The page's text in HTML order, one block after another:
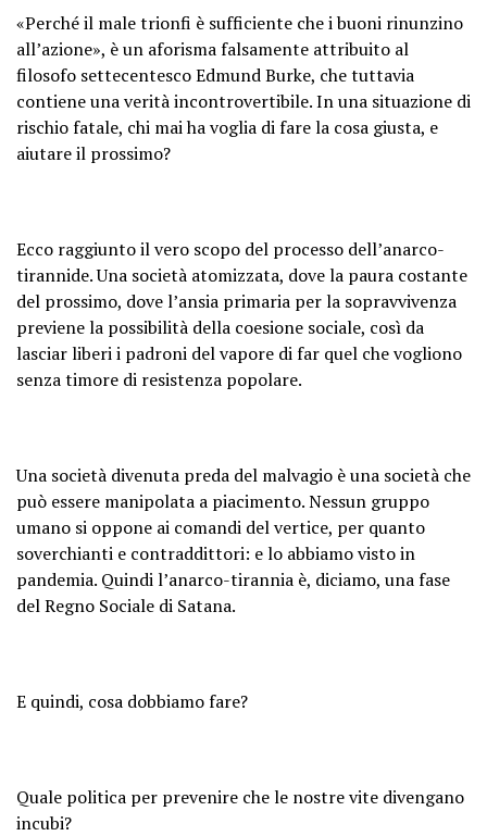
«Perché il male trionfi è sufficiente che i buoni rinunzino
all’azione», è un aforisma falsamente attribuito al
filosofo settecentesco Edmund Burke, che tuttavia
contiene una verità incontrovertibile. In una situazione di
rischio fatale, chi mai ha voglia di fare la cosa giusta, e
aiutare il prossimo?
Ecco raggiunto il vero scopo del processo dell’anarco-
tirannide. Una società atomizzata, dove la paura costante
del prossimo, dove l’ansia primaria per la sopravvivenza
previene la possibilità della coesione sociale, così da
lasciar liberi i padroni del vapore di far quel che vogliono
senza timore di resistenza popolare.
Una società divenuta preda del malvagio è una società che
può essere manipolata a piacimento. Nessun gruppo
umano si oppone ai comandi del vertice, per quanto
soverchianti e contraddittori: e lo abbiamo visto in
pandemia. Quindi l’anarco-tirannia è, diciamo, una fase
del Regno Sociale di Satana.
E quindi, cosa dobbiamo fare?
Quale politica per prevenire che le nostre vite divengano
incubi?